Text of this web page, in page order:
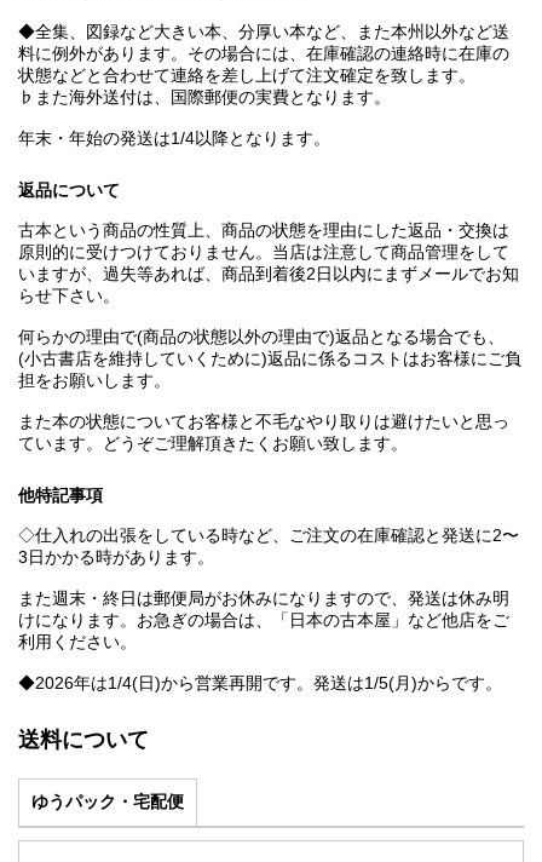
◆全集、図録など大きい本、分厚い本など、また本州以外など送
料に例外があります。その場合には、在庫確認の連絡時に在庫の
状態などと合わせて連絡を差し上げて注文確定を致します。
♭また海外送付は、国際郵便の実費となります。
年末・年始の発送は1/4以降となります。
返品について
古本という商品の性質上、商品の状態を理由にした返品・交換は
原則的に受けつけておりません。当店は注意して商品管理をして
いますが、過失等あれば、商品到着後2日以内にまずメールでお知
らせ下さい。
何らかの理由で(商品の状態以外の理由で)返品となる場合でも、
(小古書店を維持していくために)返品に係るコストはお客様にご負
担をお願いします。
また本の状態についてお客様と不毛なやり取りは避けたいと思っ
ています。どうぞご理解頂きたくお願い致します。
他特記事項
◇仕入れの出張をしている時など、ご注文の在庫確認と発送に2〜
3日かかる時があります。
また週末・終日は郵便局がお休みになりますので、発送は休み明
けになります。お急ぎの場合は、「日本の古本屋」など他店をご
利用ください。
◆2026年は1/4(日)から営業再開です。発送は1/5(月)からです。
送料について
ゆうパック・宅配便